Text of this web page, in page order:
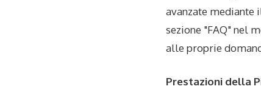
avanzate mediante
sezione "FAQ" nel
alle proprie
Prestazioni della